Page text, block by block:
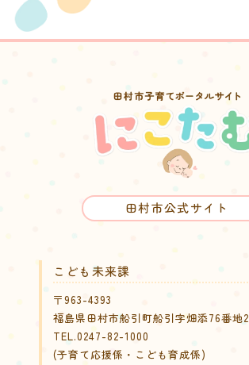
田村市公式サイト
こども未来課
〒963-4393
福島県田村市船引町船引字畑添76番地2
TEL.0247-82-1000
(子育て応援係・こども育成係)